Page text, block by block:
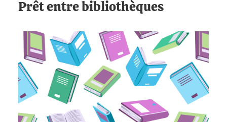
Prêt entre bibliothèques